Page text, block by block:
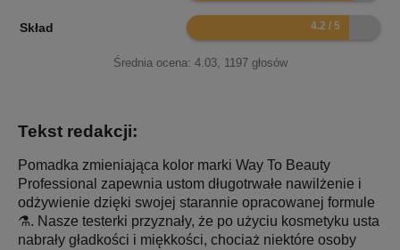
Skład 8.4
Średnia ocena: 4.03, 1197głosów
Tekst redakcji:
Pomadka zmieniająca kolor marki Way To Beauty
Professional zapewnia ustom długotrwałe nawilżenie i
odżywienie dzięki swojej starannie opracowanej formule
⚗️. Nasze testerki przyznały, że po użyciu kosmetyku usta
nabrały gładkości i miękkości, chociaż niektóre osoby